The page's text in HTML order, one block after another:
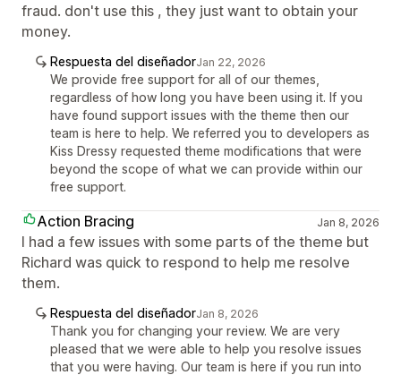
fraud. don't use this , they just want to obtain your
money.
Respuesta del diseñadorJan 22, 2026
We provide free support for all of our themes,
regardless of how long you have been using it. If you
have found support issues with the theme then our
team is here to help. We referred you to developers as
Kiss Dressy requested theme modifications that were
beyond the scope of what we can provide within our
free support.
Action Bracing Jan 8, 2026
I had a few issues with some parts of the theme but
Richard was quick to respond to help me resolve
them.
Respuesta del diseñadorJan 8, 2026
Thank you for changing your review. We are very
pleased that we were able to help you resolve issues
that you were having. Our team is here if you run into